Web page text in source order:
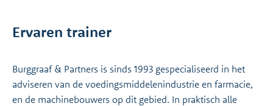
Ervaren trainer
Burggraaf & Partners is sinds 1993 gespecialiseerd in het
adviseren van de voedings­midde­len­industrie en farmacie,
en de machinebouwers op dit gebied. In praktisch alle